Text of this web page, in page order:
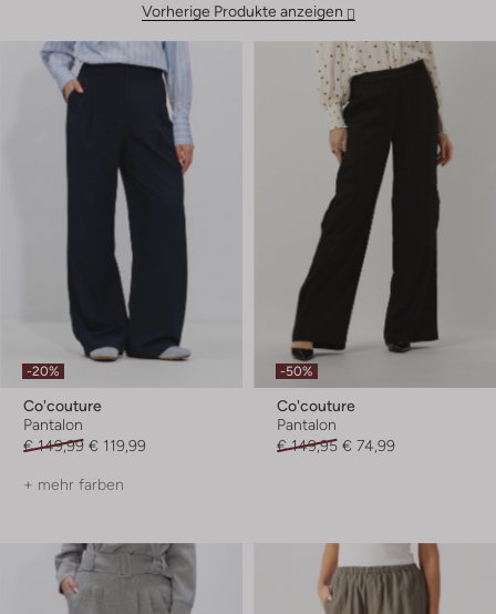
Vorherige Produkte anzeigen
-20%
Co'couture
Pantalon
€ 149,99 € 119,99
+ mehr farben
-50%
Co'couture
Pantalon
€ 149,95 € 74,99